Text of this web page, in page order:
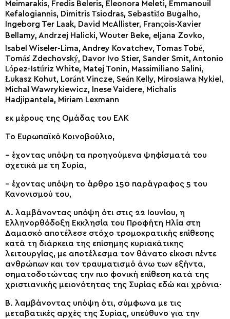
Meimarakis, Fredis Beleris, Eleonora Meleti, Emmanouil
Kefalogiannis, Dimitris Tsiodras, Sebastião Bugalho,
Ingeborg Ter Laak, David McAllister, François-Xavier
Bellamy, Andrzej Halicki, Wouter Beke, eljana Zovko,
Isabel Wiseler-Lima, Andrey Kovatchev, Tomas Tobé,
Tomáš Zdechovský, Davor Ivo Stier, Sander Smit, Antonio
López-Istúriz White, Matej Tonin, Massimiliano Salini,
Łukasz Kohut, Loránt Vincze, Seán Kelly, Mirosława Nykiel,
Michał Wawrykiewicz, Inese Vaidere, Michalis
Hadjipantela, Miriam Lexmann
εκ μέρους της Ομάδας του ΕΛΚ
Το Ευρωπαϊκό Κοινοβούλιο,
– έχοντας υπόψη τα προηγούμενα ψηφίσματά του
σχετικά με τη Συρία,
– έχοντας υπόψη το άρθρο 150 παράγραφος 5 του
Κανονισμού του,
Α. λαμβάνοντας υπόψη ότι στις 22 Ιουνίου, η
Ελληνορθόδοξη Εκκλησία του Προφήτη Ηλία στη
Δαμασκό αποτέλεσε στόχο τρομοκρατικής επίθεσης
κατά τη διάρκεια της επίσημης κυριακάτικης
λειτουργίας, με αποτέλεσμα τον θάνατο είκοσι πέντε
ανθρώπων και τον τραυματισμό άνω των εξήντα,
σηματοδοτώντας την πιο φονική επίθεση κατά της
χριστιανικής μειονότητας της Συρίας εδώ και χρόνια·
Β. λαμβάνοντας υπόψη ότι, σύμφωνα με τις
μεταβατικές αρχές της Συρίας, υπεύθυνο για την